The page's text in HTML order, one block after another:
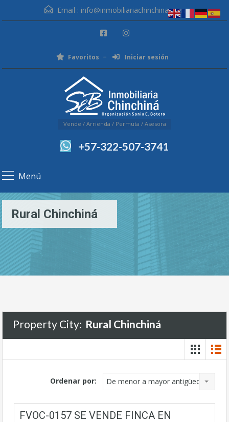
Email : info@inmobiliariachinchina.com
Favoritos Iniciar sesión
Vende / Arrienda / Permuta / Asesora
+57-322-507-3741
Menú
Rural Chinchiná
Property City: Rural Chinchiná
Ordenar por: De menor a mayor antigüedad
FVOC-0157 SE VENDE FINCA EN